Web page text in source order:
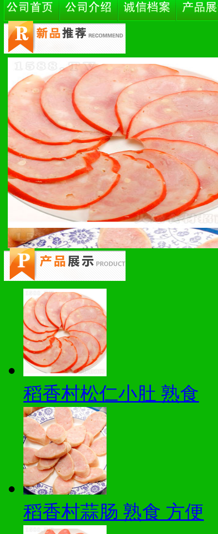
稻香村松仁小肚 熟食
稻香村蒜肠 熟食 方便